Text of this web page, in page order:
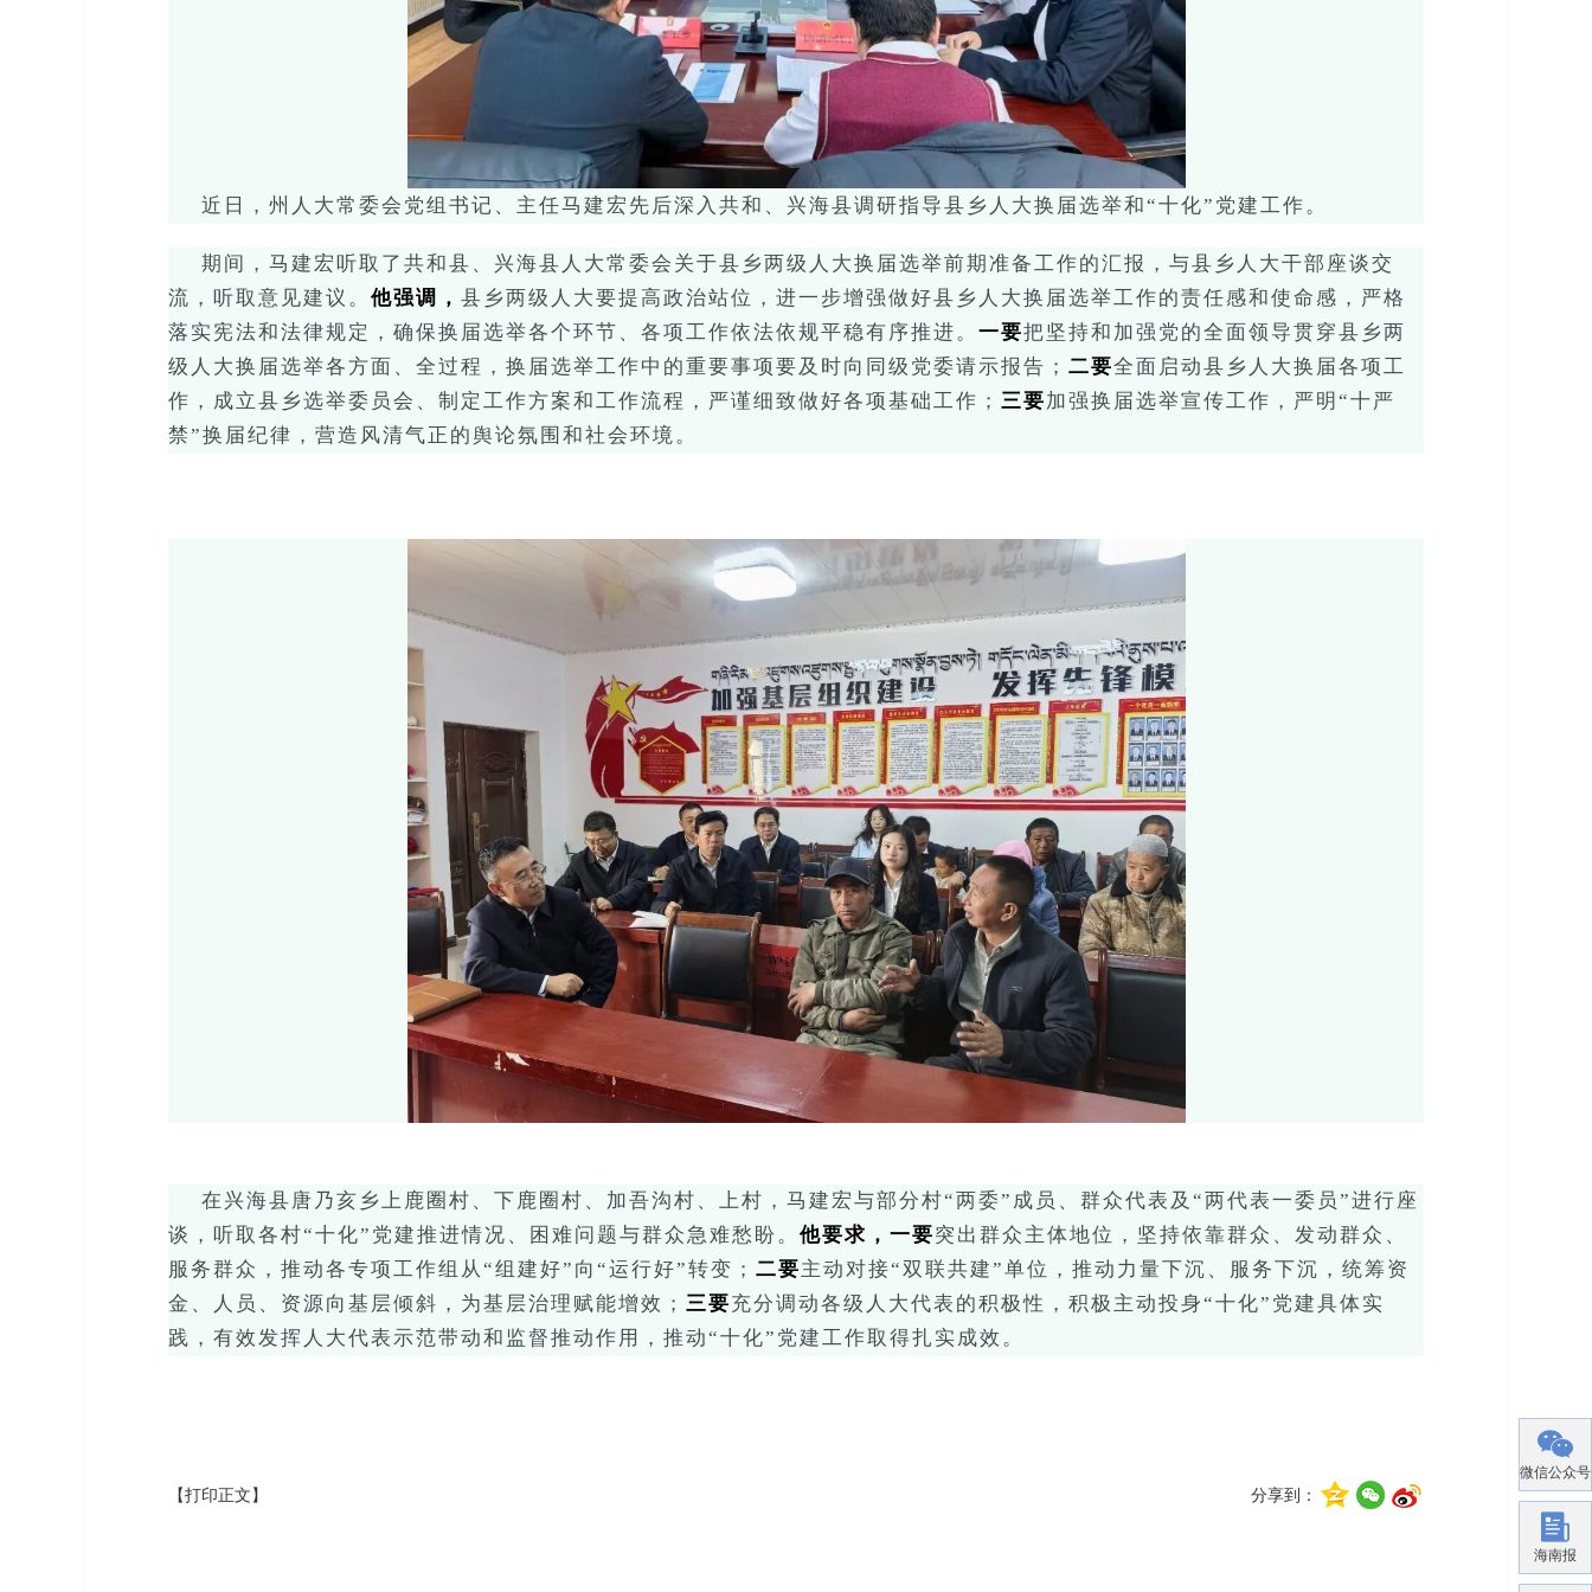
近日，州人大常委会党组书记、主任马建宏 先后深入 共和、兴海县调研指导县乡人大换届选举和“十化”党建工作。
期间， 马建宏听取 了 共和县、兴海县 人大常委会 关于县乡两级人大换届选举前期准备工作的汇报，与县乡人大干部座谈交
流， 听取意见建议 。 他强调， 县乡两级人大要提高政治站位，进一步增强做好县乡人大换届选举工作的责任感和使命感 ， 严格
落实宪法和法律规定，确保换届选举各个环节、各项工作依法依规平稳有序推进。 一要把坚持和加强党的全面领导贯穿县乡两
级人大换届选举各方面、全过程， 换届选举工作中的重要事项要及时向同级党委请示报告 ； 二要全面 启动县乡人大换届各项工
作，成立县乡选举委员会、制定工作方案和工作流程，严谨细致做好各项基础工作 ； 三要加强换届选举宣传工作，严明 “十严
禁”换届纪律， 营造风清气正的舆论氛围和社会环境。
在兴海县唐乃亥乡上鹿圈村、下鹿圈村、加吾沟村、上村，马建宏与部分村“两委”成员、群众代表及“两代表一委员”进行座
谈 ， 听取 各村“十化”党建推进情况、困难问题与群众急难愁盼。 他要求，一要突出群众主体地位，坚持依靠群众、发动群众、
服务群众，推动各专项工作组从“组建好”向“运行好”转变； 二要主动对接“双联共建”单位，推动力量下沉、服务下沉，统筹资
金、人员、资源向基层倾斜，为基层治理赋能增效； 三要充分调动各级人大代表的积极性，积极主动投身“十化”党建具体实
践，有效发挥人大代表示范带动和监督推动作用，推动“十化”党建工作取得扎实成效 。
分享到：
【打印正文】
微信公众号
海南报